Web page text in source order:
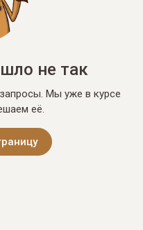
не так
Мы уже в курсе
её.